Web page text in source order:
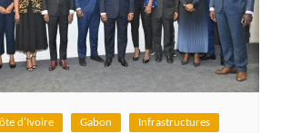
d'Ivoire Gabon Infrastructures